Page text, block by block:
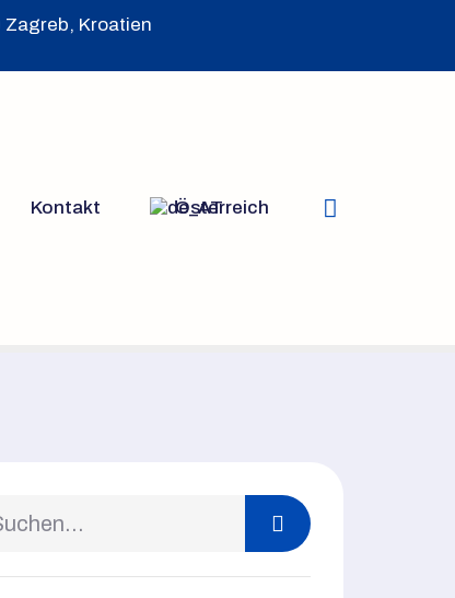
Zagreb, Kroatien
Kontakt Österreich